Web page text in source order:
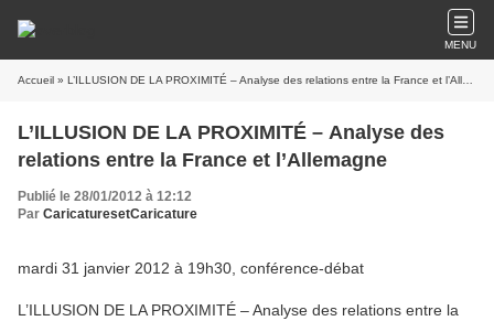
MENU
Accueil » L’ILLUSION DE LA PROXIMITÉ – Analyse des relations entre la France et l’Allemagne
L’ILLUSION DE LA PROXIMITÉ – Analyse des
relations entre la France et l’Allemagne
Publié le 28/01/2012 à 12:12
Par CaricaturesetCaricature
mardi 31 janvier 2012 à 19h30, conférence-débat
L’ILLUSION DE LA PROXIMITÉ – Analyse des relations entre la